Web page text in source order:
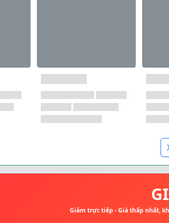
Giảm trực tiếp - Giá thấp nhất,